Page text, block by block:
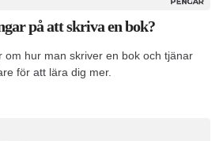
på att skriva en bok?
om hur man skriver en bok och tjänar
för att lära dig mer.